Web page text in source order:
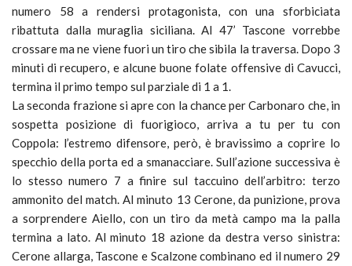
numero 58 a rendersi protagonista, con una sforbiciata
ribattuta dalla muraglia siciliana. Al 47’ Tascone vorrebbe
crossare ma ne viene fuori un tiro che sibila la traversa. Dopo 3
minuti di recupero, e alcune buone folate offensive di Cavucci,
termina il primo tempo sul parziale di 1 a 1.
La seconda frazione si apre con la chance per Carbonaro che, in
sospetta posizione di fuorigioco, arriva a tu per tu con
Coppola: l’estremo difensore, però, è bravissimo a coprire lo
specchio della porta ed a smanacciare. Sull’azione successiva è
lo stesso numero 7 a finire sul taccuino dell’arbitro: terzo
ammonito del match. Al minuto 13 Cerone, da punizione, prova
a sorprendere Aiello, con un tiro da metà campo ma la palla
termina a lato. Al minuto 18 azione da destra verso sinistra:
Cerone allarga, Tascone e Scalzone combinano ed il numero 29